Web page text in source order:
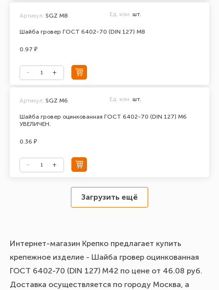
Шайба гровер ГОСТ 6402-70 (DIN 127) М8
Артикул: SGZ M8 Ед. изм. шт.
0.97 ₽
Шайба гровер оцинкованная ГОСТ 6402-70 (DIN 127) М6
УВЕЛИЧЕН.
Артикул: SGZ M6 Ед. изм. шт.
0.36 ₽
Загрузить ещё
Интернет-магазин Крепко предлагает купить
крепежное изделие - Шайба гровер оцинкованная
ГОСТ 6402-70 (DIN 127) М42 по цене от 46.08 руб.
Доставка осуществляется по городу Москва, а